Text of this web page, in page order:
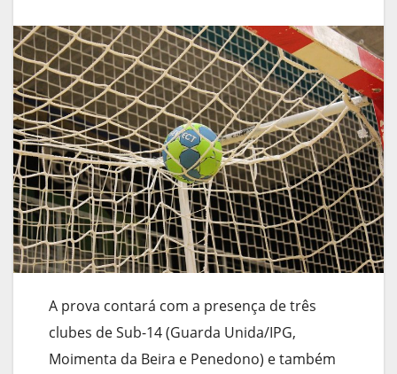
A prova contará com a presença de três
clubes de Sub-14 (Guarda Unida/IPG,
Moimenta da Beira e Penedono) e também